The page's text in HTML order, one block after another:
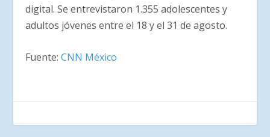
digital. Se entrevistaron 1.355 adolescentes y
adultos jóvenes entre el 18 y el 31 de agosto.
Fuente:CNN México